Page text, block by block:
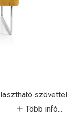
szövettel
Több infó...